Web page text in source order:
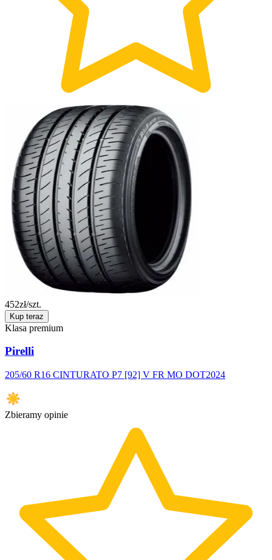
452zł/szt.
Kup teraz
Klasa premium
Pirelli
205/60 R16 CINTURATO P7 [92] V FR MO DOT2024
Zbieramy opinie